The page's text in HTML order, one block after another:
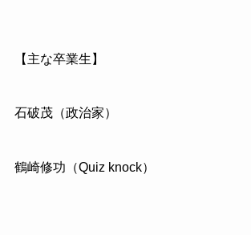
【主な卒業生】
石破茂（政治家）
鶴崎修功（Quiz knock）